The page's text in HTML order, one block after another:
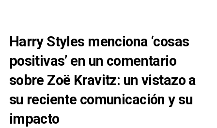
Harry Styles menciona ‘cosas
positivas’ en un comentario
sobre Zoë Kravitz: un vistazo a
su reciente comunicación y su
impacto